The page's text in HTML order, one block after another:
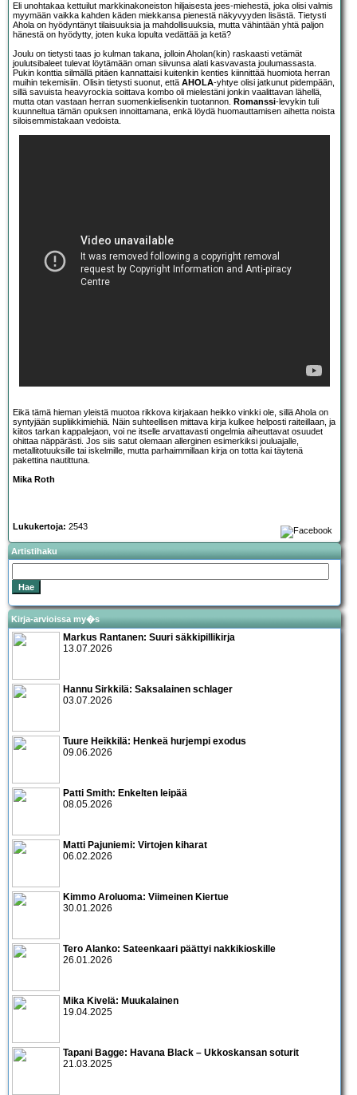
Eli unohtakaa kettuilut markkinakoneiston hiljaisesta jees-miehestä, joka olisi valmis
myymään vaikka kahden käden miekkansa pienestä näkyvyyden lisästä. Tietysti
Ahola on hyödyntänyt tilaisuuksia ja mahdollisuuksia, mutta vähintään yhtä paljon
hänestä on hyödytty, joten kuka lopulta vedättää ja ketä?
Joulu on tietysti taas jo kulman takana, jolloin Aholan(kin) raskaasti vetämät
joulutsibaleet tulevat löytämään oman siivunsa alati kasvavasta joulumassasta.
Pukin konttia silmällä pitäen kannattaisi kuitenkin kenties kiinnittää huomiota herran
muihin tekemisiin. Olisin tietysti suonut, että AHOLA-yhtye olisi jatkunut pidempään,
sillä savuista heavyrockia soittava kombo oli mielestäni jonkin vaalittavan lähellä,
mutta otan vastaan herran suomenkielisenkin tuotannon. Romanssi-levykin tuli
kuunneltua tämän opuksen innoittamana, enkä löydä huomauttamisen aihetta noista
siloisemmistakaan vedoista.
Eikä tämä hieman yleistä muotoa rikkova kirjakaan heikko vinkki ole, sillä Ahola on
syntyjään supliikkimiehiä. Näin suhteellisen mittava kirja kulkee helposti raiteillaan, ja
kiitos tarkan kappalejaon, voi ne itselle arvattavasti ongelmia aiheuttavat osuudet
ohittaa näppärästi. Jos siis satut olemaan allerginen esimerkiksi jouluajalle,
metallitotuuksille tai iskelmille, mutta parhaimmillaan kirja on totta kai täytenä
pakettina nautittuna.
Mika Roth
Lukukertoja: 2543
Artistihaku
Kirja-arvioissa my�s
Markus Rantanen: Suuri säkkipillikirja
13.07.2026
Hannu Sirkkilä: Saksalainen schlager
03.07.2026
Tuure Heikkilä: Henkeä hurjempi exodus
09.06.2026
Patti Smith: Enkelten leipää
08.05.2026
Matti Pajuniemi: Virtojen kiharat
06.02.2026
Kimmo Aroluoma: Viimeinen Kiertue
30.01.2026
Tero Alanko: Sateenkaari päättyi nakkikioskille
26.01.2026
Mika Kivelä: Muukalainen
19.04.2025
Tapani Bagge: Havana Black – Ukkoskansan soturit
21.03.2025